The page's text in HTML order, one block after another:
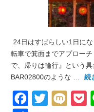
24日はすばらしい1日に
転車で箕面までアプロー
で、帰りは輪行』という
BAR02800のような …
続
Twitter